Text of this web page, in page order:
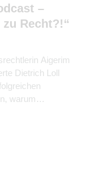
–
Recht?!“
Aigerim
Dietrich Loll
warum